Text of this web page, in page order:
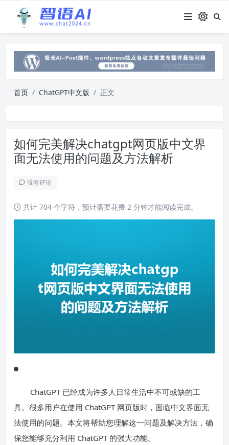
首页 ChatGPT中文版 正文
如何完美解决chatgpt网页版中文界
面无法使用的问题及方法解析
没有评论
共计 704 个字符，预计需要花费 2 分钟才能阅读完成。
ChatGPT 已经成为许多人日常生活中不可或缺的工
具。很多用户在使用 ChatGPT 网页版时，面临中文界面无
法使用的问题。本文将帮助您理解这一问题及解决方法，确
保您能够充分利用 ChatGPT 的强大功能。